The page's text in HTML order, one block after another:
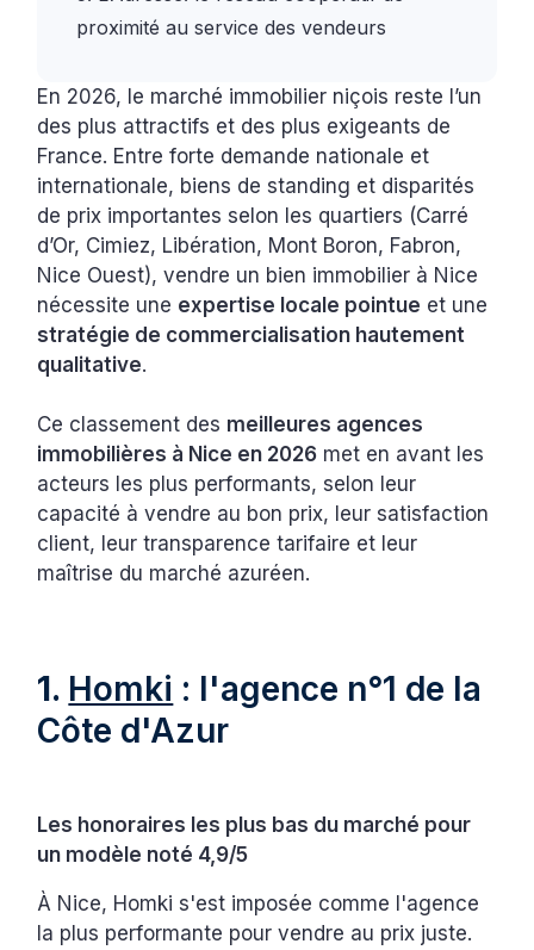
proximité au service des vendeurs
En 2026, le marché immobilier niçois reste l’un
des plus attractifs et des plus exigeants de
France. Entre forte demande nationale et
internationale, biens de standing et disparités
de prix importantes selon les quartiers (Carré
d’Or, Cimiez, Libération, Mont Boron, Fabron,
Nice Ouest), vendre un bien immobilier à Nice
nécessite une expertise locale pointue et une
stratégie de commercialisation hautement
qualitative.
Ce classement des meilleures agences
immobilières à Nice en 2026 met en avant les
acteurs les plus performants, selon leur
capacité à vendre au bon prix, leur satisfaction
client, leur transparence tarifaire et leur
maîtrise du marché azuréen.
1. Homki : l'agence n°1 de la
Côte d'Azur
Les honoraires les plus bas du marché pour
un modèle noté 4,9/5
À Nice, Homki s'est imposée comme l'agence
la plus performante pour vendre au prix juste.